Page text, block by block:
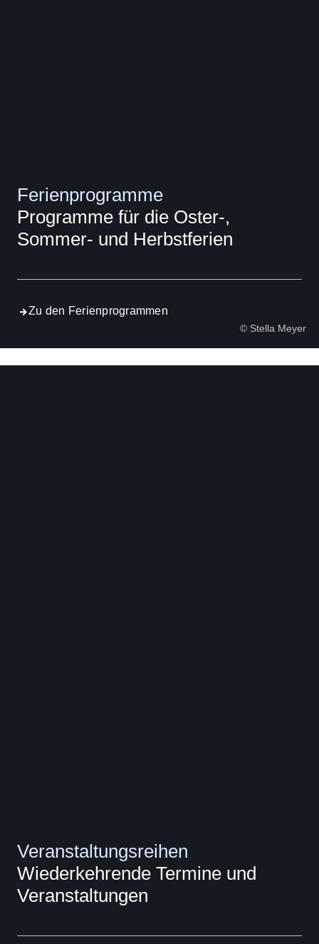
© Stella Meyer
Ferienprogramme
Programme für die Oster-,
Sommer- und Herbstferien
Zu den Ferienprogrammen
Veranstaltungsreihen
Wiederkehrende Termine und
Veranstaltungen